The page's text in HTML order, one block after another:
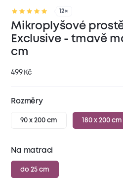
12×
Mikroplyšové
Exclusive - tmavě
cm
499 Kč
Rozměry
90 x 200 cm 180 x 200 cm
Na matraci
do 25 cm